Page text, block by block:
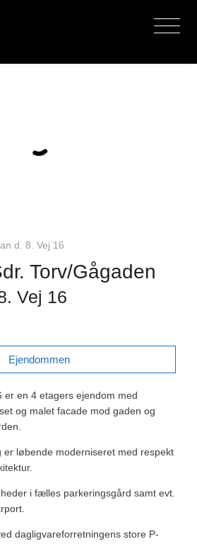
d. 8. Vej 16
Torv/Gågaden
Vej 16
Ejendommen
er en 4 etagers ejendom med
og malet facade mod gaden og
er løbende moderniseret med respekt
i fælles parkeringsgård samt evt.
dagligvareforretningens store P-